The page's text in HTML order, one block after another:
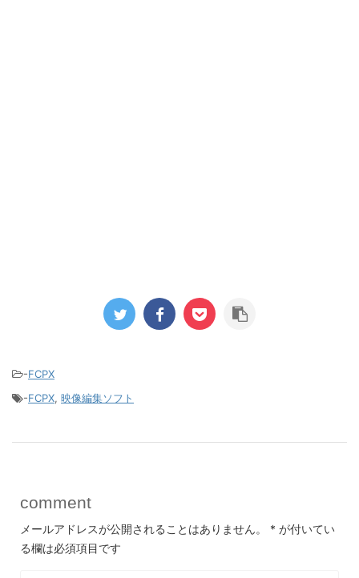
-FCPX
-FCPX, 映像編集ソフト
comment
メールアドレスが公開されることはありません。 * が付いてい
る欄は必須項目です